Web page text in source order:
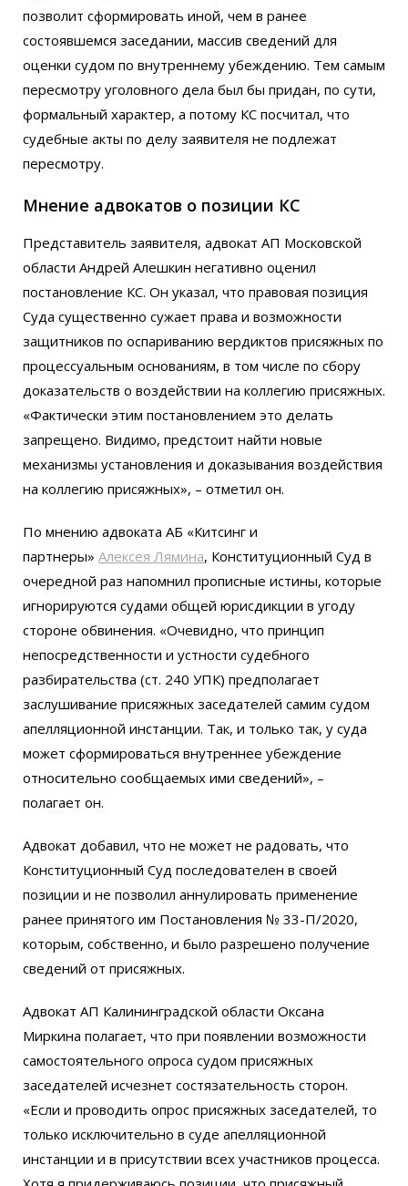
позволит сформировать иной, чем в ранее
состоявшемся заседании, массив сведений для
оценки судом по внутреннему убеждению. Тем самым
пересмотру уголовного дела был бы придан, по сути,
формальный характер, а потому КС посчитал, что
судебные акты по делу заявителя не подлежат
пересмотру.
Мнение адвокатов о позиции КС
Представитель заявителя, адвокат АП Московской
области Андрей Алешкин негативно оценил
постановление КС. Он указал, что правовая позиция
Суда существенно сужает права и возможности
защитников по оспариванию вердиктов присяжных по
процессуальным основаниям, в том числе по сбору
доказательств о воздействии на коллегию присяжных.
«Фактически этим постановлением это делать
запрещено. Видимо, предстоит найти новые
механизмы установления и доказывания воздействия
на коллегию присяжных», – отметил он.
По мнению адвоката АБ «Китсинг и
партнеры» Алексея Лямина, Конституционный Суд в
очередной раз напомнил прописные истины, которые
игнорируются судами общей юрисдикции в угоду
стороне обвинения. «Очевидно, что принцип
непосредственности и устности судебного
разбирательства (ст. 240 УПК) предполагает
заслушивание присяжных заседателей самим судом
апелляционной инстанции. Так, и только так, у суда
может сформироваться внутреннее убеждение
относительно сообщаемых ими сведений», –
полагает он.
Адвокат добавил, что не может не радовать, что
Конституционный Суд последователен в своей
позиции и не позволил аннулировать применение
ранее принятого им Постановления № 33-П/2020,
которым, собственно, и было разрешено получение
сведений от присяжных.
Адвокат АП Калининградской области Оксана
Миркина полагает, что при появлении возможности
самостоятельного опроса судом присяжных
заседателей исчезнет состязательность сторон.
«Если и проводить опрос присяжных заседателей, то
только исключительно в суде апелляционной
инстанции и в присутствии всех участников процесса.